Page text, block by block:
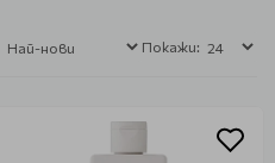
Покажи: